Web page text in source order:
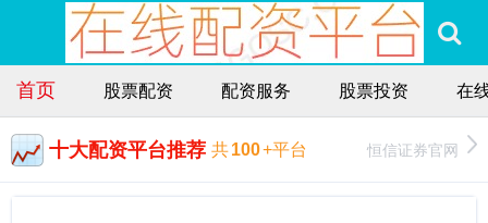
首页 股票配资 配资服务 股票投资 在
十大配资平台推荐 共100+平台 恒信证券官网